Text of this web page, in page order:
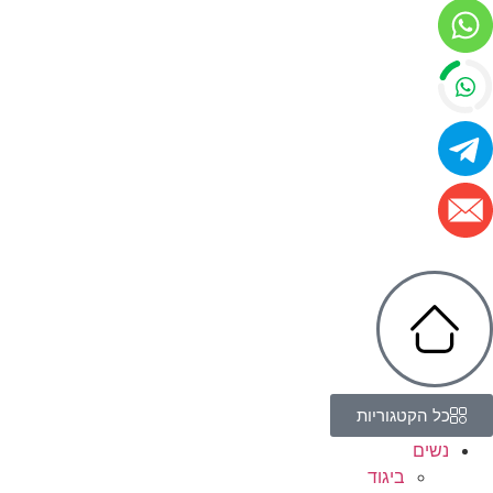
כל הקטגוריות
נשים
ביגוד